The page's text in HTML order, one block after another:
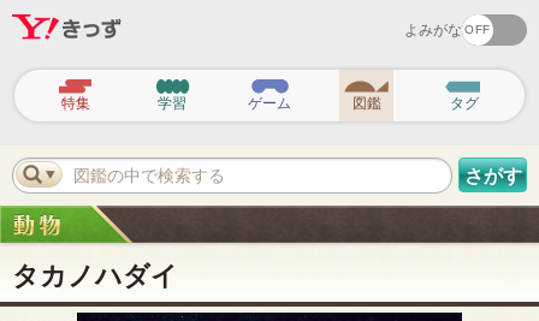
よみがな
ビ
ゲ
ー
シ
ョ
ン
特集 学習 ゲーム 図鑑 タグ
図鑑の中で検索する さがす
タカノハダイ